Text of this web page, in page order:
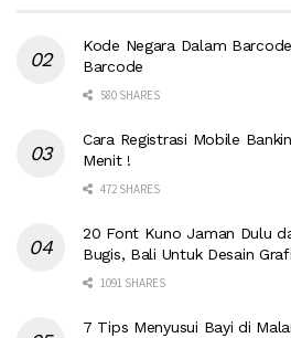
Kode Negara Dalam
Barcode
580 SHARES
Cara Registrasi Mobile
Menit !
472 SHARES
20 Font Kuno Jaman Dulu
Bugis, Bali Untuk Desain
1091 SHARES
7 Tips Menyusui Bayi di